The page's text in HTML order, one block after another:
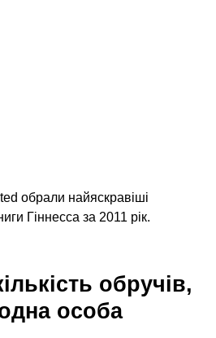
обрали найяскравіші
Гіннесса за 2011 рік.
обручів,
особа